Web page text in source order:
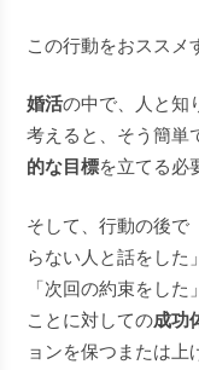
この行動をおススメ
婚活の中で、人と知
考えると、そう簡単
的な目標を立てる必
そして、行動の後で
らない人と話をした
「次回の約束をし
ことに対しての成功
ョンを保つまたは上